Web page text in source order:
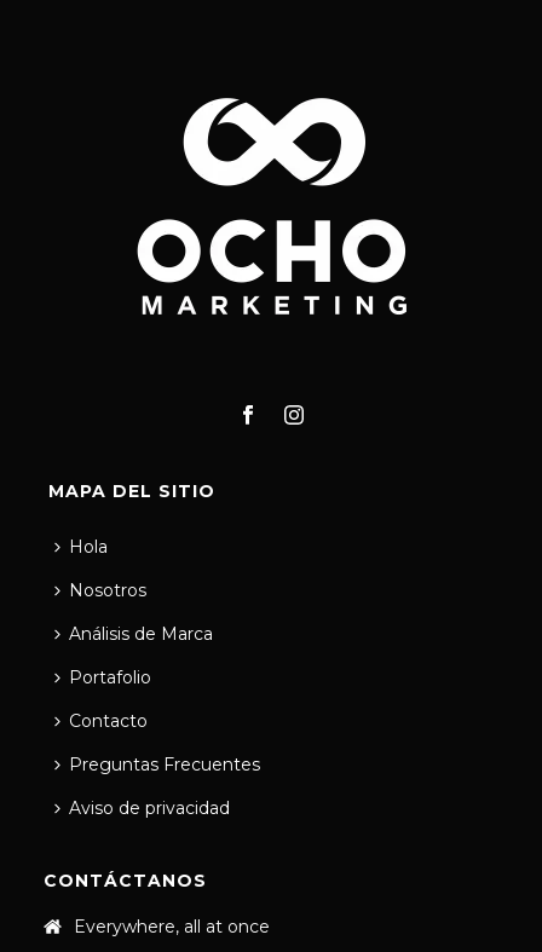
MAPA DEL SITIO
Hola
Nosotros
Análisis de Marca
Portafolio
Contacto
Preguntas Frecuentes
Aviso de privacidad
CONTÁCTANOS
Everywhere, all at once